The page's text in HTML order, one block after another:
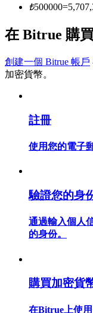
合約功能使用指
學習如何保持
₺500000=
在 Bitrue 購
創建一個 Bitrue 帳戶
加密貨幣。
註冊
使用您的電子
驗證您的身
通過輸入個人
的身份。
購買加密貨
在Bitrue上使